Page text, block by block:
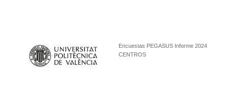
Encuestas PEGASUS Informe 2024
CENTROS